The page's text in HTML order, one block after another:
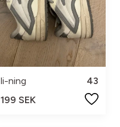
li-ning
43
199 SEK